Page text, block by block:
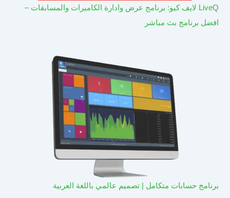
LiveQ لايف كيو: برنامج عرض وادارة الكاميرات والمسابقات –
افضل برنامج بث مباشر
برنامج حسابات متكامل | تصميم عالمي باللغة العربية